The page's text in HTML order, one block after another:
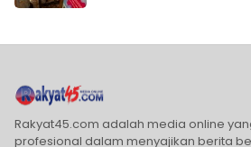
Rakyat45.com adalah media online
profesional dalam menyajikan berita